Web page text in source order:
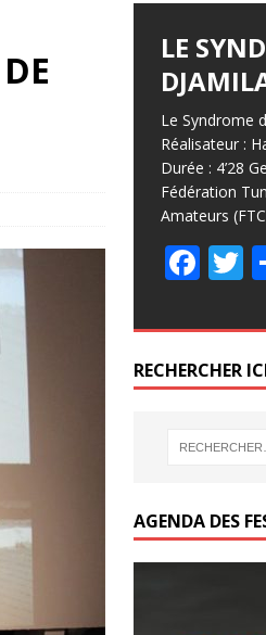
LE
Le Syndrome
Réalisateur :
Durée : 4’28
Fédération
Amateurs
F
e
b
o
o
T
RECHERCHER
AGENDA DES